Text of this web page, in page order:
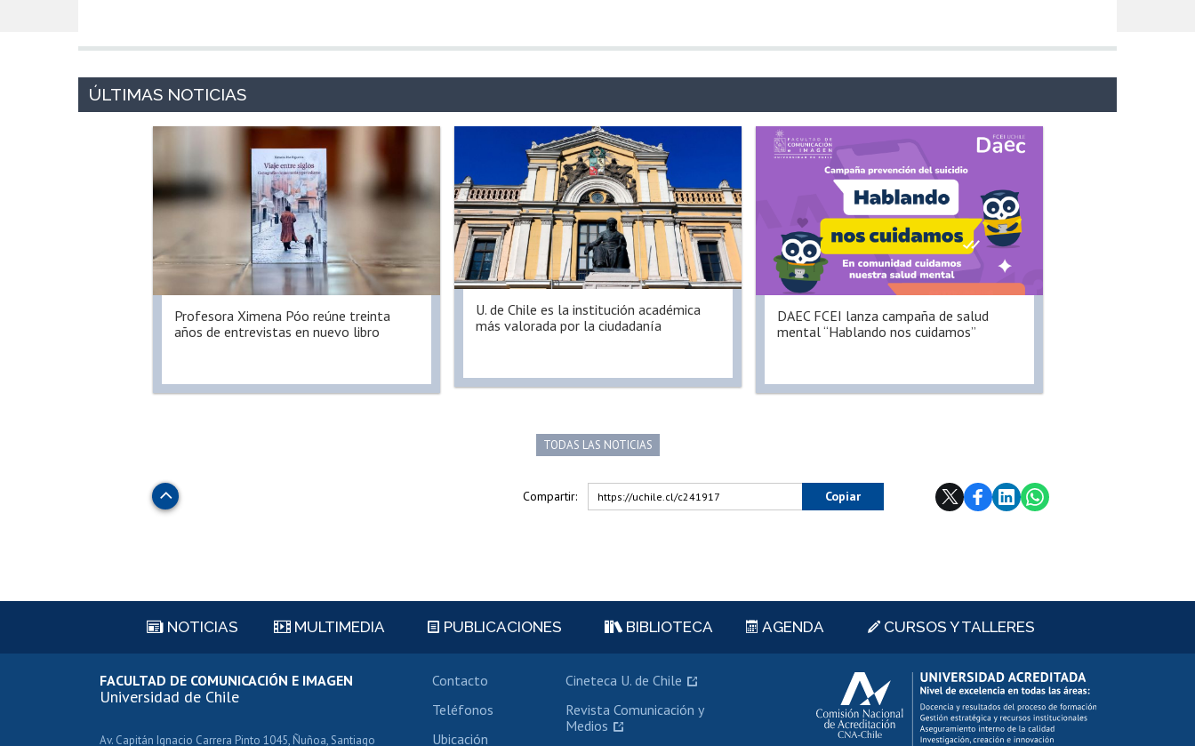
Profesora Ximena Póo reúne treinta
años de entrevistas en nuevo libro
U. de Chile es la institución académica
más valorada por la ciudadanía
DAEC FCEI lanza campaña de salud
mental “Hablando nos cuidamos”
TODAS LAS NOTICIAS
Subir Compartir: https://uchile.cl/c241917 Copiar
NOTICIAS MULTIMEDIA PUBLICACIONES BIBLIOTECA AGENDA CURSOS Y TALLERES
FACULTAD DE COMUNICACIÓN E IMAGEN
Universidad de Chile
Av. Capitán Ignacio Carrera Pinto 1045, Ñuñoa, Santiago
Contacto
Teléfonos
Ubicación
Cineteca U. de Chile
Revista Comunicación y
Medios